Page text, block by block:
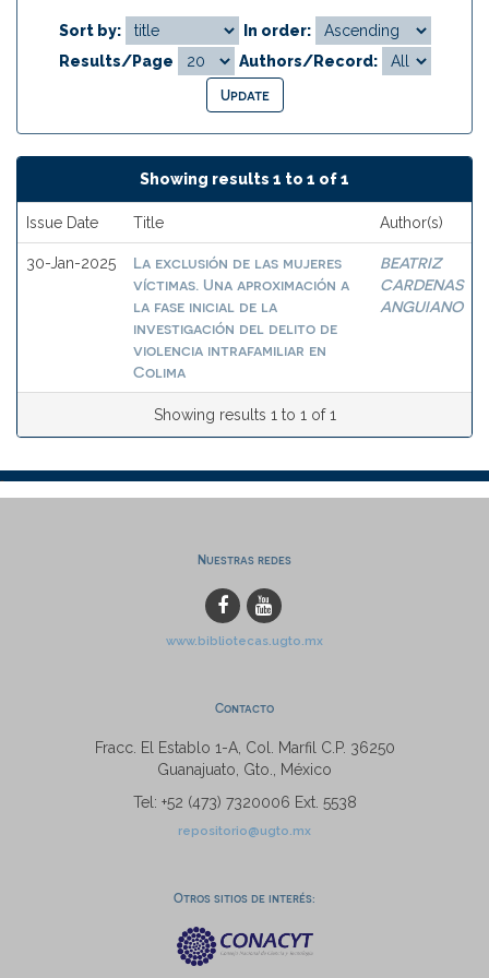
Sort by:
In order:
Results/Page
Authors/Record:
Showing results 1 to 1 of 1
Issue Date Title Author(s)
30-Jan-2025
La exclusión de las mujeres
víctimas. Una aproximación a
la fase inicial de la
investigación del delito de
violencia intrafamiliar en
Colima
BEATRIZ
CARDENAS
ANGUIANO
Showing results 1 to 1 of 1
Nuestras redes
www.bibliotecas.ugto.mx
Contacto
Fracc. El Establo 1-A, Col. Marfil C.P. 36250
Guanajuato, Gto., México
Tel: +52 (473) 7320006 Ext. 5538
repositorio@ugto.mx
Otros sitios de interés: